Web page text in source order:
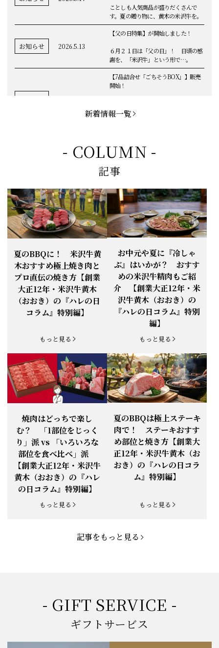
ことしも人気商品が盛りだくさんで
す。夏の贈り物に、黄木の米沢牛を。
お知らせ 2026.5.13
【父の日特集】が開始しました！
６月２１日は「父の日」！ 日頃の感
謝を、「米沢牛」という形で…。
【7品詰合せ「ごちそうBOX」】販売
開始！
ンチカツ」など、黄木の自慢が詰まっ
てます。
【BBQ(バーベキュー)特集】これから
の時期にぴったりなBBQにオススメな
米沢牛の商品をご紹介いたします。今
回限定のBBQセットや、定番部位のお
すすめ商品もございます！
お知らせ 2026.4.13
【母の日】5月10日の母の日に、
「『ありがとう』の気持ち」をお贈り
できます。
お知らせ 2026.1.25
【ご注意】1月27日（火）は終日、お
電話・FAXが繋がりません（8:30〜
18:00）
お知らせ 2026.1.20
【恵方巻】今年の2月3日は、『米沢牛
恵方巻』を！
お知らせ 2026.1.15
【新商品】『米沢牛だし茶漬け』発売
お知らせ 2025.11.3 「黄木の御歳暮」早割開始！
お知らせ 2025.9.13 「秋分の日」定休日変更のお知らせ
お知らせ 2025.6.16 新登場！一膳ご飯
お知らせ 2025.5.28 「初夏の肉祭り」開催中
お知らせ 2025.5.19 「父の日特集」開催中
お知らせ 2025.4.28 「BBQ企画」開催中！
お知らせ 2025.4.28 「母の日企画」開催中！
2024.11.1 「お歳暮特集」開催中！
お知らせ 2024.10.18 【創業祭】１０１年目に突入！
新着情報一覧
- COLUMN -
記事
夏のBBQに！ 米沢牛黄
木おすすめ極上焼き肉と
プロ直伝の焼き方【創業
大正12年・米沢牛黄木
（おおき）の『ハレの日
コラム』特別編】
もっと見る
お中元や夏に『冷しゃ
ぶ』はいかが？ おすす
めの米沢牛精肉もご紹
介 【創業大正12年・米
沢牛黄木（おおき）の
『ハレの日コラム』特別
編】
もっと見る
焼肉はどっちで楽し
む？ 「1部位をじっく
り」派 vs 「いろいろな
部位を食べ比べ」派
【創業大正12年・米沢牛
黄木（おおき）の『ハレ
の日コラム』特別編】
もっと見る
夏のBBQは極上ステーキ
肉で！ ステーキおすす
め部位と焼き方【創業大
正12年・米沢牛黄木（お
おき）の『ハレの日コラ
ム』特別編】
もっと見る
記事をもっと見る
- GIFT SERVICE -
ギフトサービス